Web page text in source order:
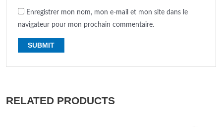
Enregistrer mon nom, mon e-mail et mon site dans le
navigateur pour mon prochain commentaire.
RELATED PRODUCTS